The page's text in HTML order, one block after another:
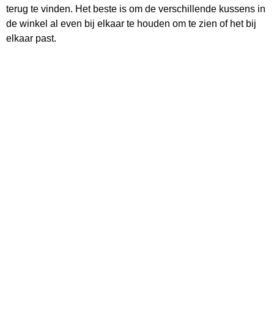
terug te vinden. Het beste is om de verschillende kussens in
de winkel al even bij elkaar te houden om te zien of het bij
elkaar past.